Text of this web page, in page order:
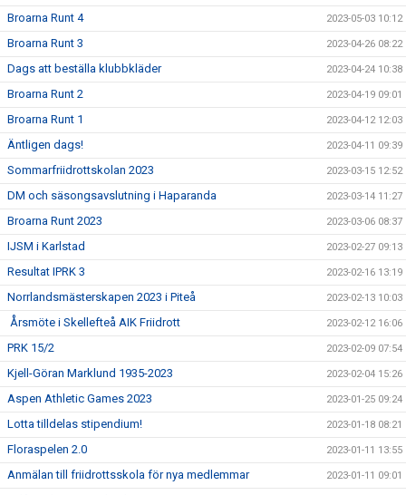
Broarna Runt 4 2023-05-03 10:12
Broarna Runt 3 2023-04-26 08:22
Dags att beställa klubbkläder 2023-04-24 10:38
Broarna Runt 2 2023-04-19 09:01
Broarna Runt 1 2023-04-12 12:03
Äntligen dags! 2023-04-11 09:39
Sommarfriidrottskolan 2023 2023-03-15 12:52
DM och säsongsavslutning i Haparanda 2023-03-14 11:27
Broarna Runt 2023 2023-03-06 08:37
IJSM i Karlstad 2023-02-27 09:13
Resultat IPRK 3 2023-02-16 13:19
Norrlandsmästerskapen 2023 i Piteå 2023-02-13 10:03
Årsmöte i Skellefteå AIK Friidrott 2023-02-12 16:06
PRK 15/2 2023-02-09 07:54
Kjell-Göran Marklund 1935-2023 2023-02-04 15:26
Aspen Athletic Games 2023 2023-01-25 09:24
Lotta tilldelas stipendium! 2023-01-18 08:21
Floraspelen 2.0 2023-01-11 13:55
Anmälan till friidrottsskola för nya medlemmar 2023-01-11 09:01